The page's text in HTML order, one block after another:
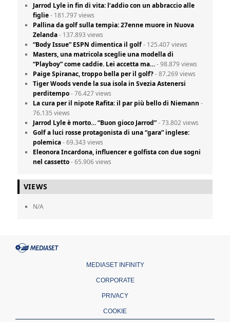
Jarrod Lyle in fin di vita: l’addio con un abbraccio alle
figlie- 181.797 views
Pallina da golf sulla tempia: 27enne muore in Nuova
Zelanda- 137.893 views
“Body Issue” ESPN dimentica il golf- 125.407 views
Masters, una matricola sceglie una modella di
“Playboy” come caddie. Lei accetta ma…- 98.879 views
Paige Spiranac, troppo bella per il golf?- 87.269 views
Tiger Woods vende la sua isola in Svezia Astenersi
perditempo- 76.427 views
La cura per il nipote Rafita: il par più bello di Niemann -
76.135 views
Jarrod Lyle è morto… “Buon gioco Jarrod”- 73.802 views
Golf a luci rosse protagonista di una “gara” inglese:
polemica- 69.343 views
Eleonora Incardona, influencer e golfista con due sogni
nel cassetto- 65.906 views
VIEWS
N/A
MEDIASET INFINITY
CORPORATE
PRIVACY
COOKIE